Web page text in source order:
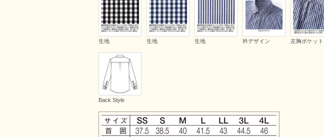
生地 生地 生地 衿デザイン 左胸ポケット
Back Style